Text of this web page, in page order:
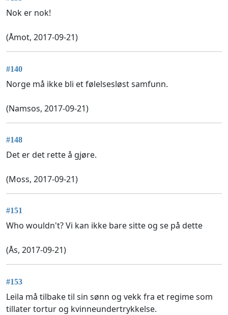
Nok er nok!
(Åmot, 2017-09-21)
#140
Norge må ikke bli et følelsesløst samfunn.
(Namsos, 2017-09-21)
#148
Det er det rette å gjøre.
(Moss, 2017-09-21)
#151
Who wouldn't? Vi kan ikke bare sitte og se på dette
(Ås, 2017-09-21)
#153
Leila må tilbake til sin sønn og vekk fra et regime som
tillater tortur og kvinneundertrykkelse.